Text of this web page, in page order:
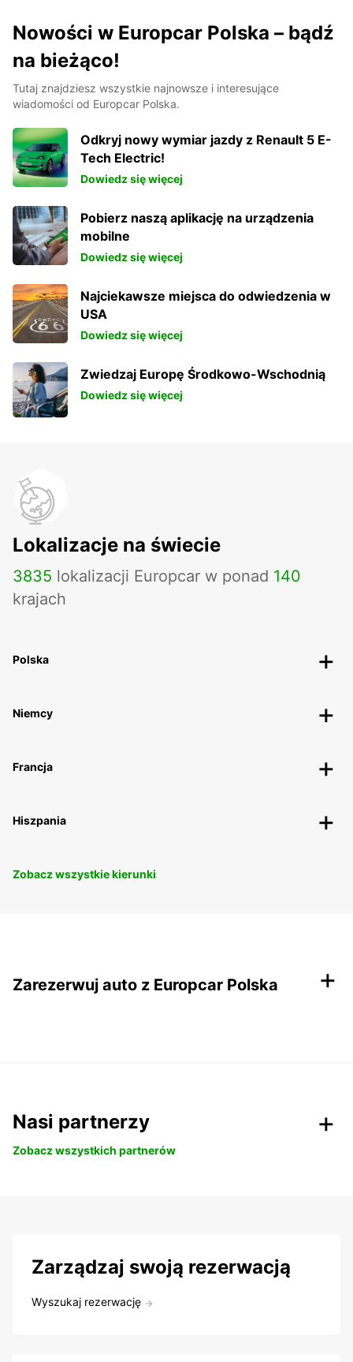
Nowości w Europcar Polska – bądź
na bieżąco!
Tutaj znajdziesz wszystkie najnowsze i interesujące
wiadomości od Europcar Polska.
Odkryj nowy wymiar jazdy z Renault 5 E-
Tech Electric!
Dowiedz się więcej
Pobierz naszą aplikację na urządzenia
mobilne
Dowiedz się więcej
Najciekawsze miejsca do odwiedzenia w
USA
Dowiedz się więcej
Zwiedzaj Europę Środkowo-Wschodnią
Dowiedz się więcej
Lokalizacje na świecie
3835 lokalizacji Europcar w ponad 140
krajach
Polska
Niemcy
Francja
Hiszpania
Zobacz wszystkie kierunki
Zarezerwuj auto z Europcar Polska +
Nasi partnerzy
Zobacz wszystkich partnerów
Zarządzaj swoją rezerwacją
Wyszukaj rezerwację